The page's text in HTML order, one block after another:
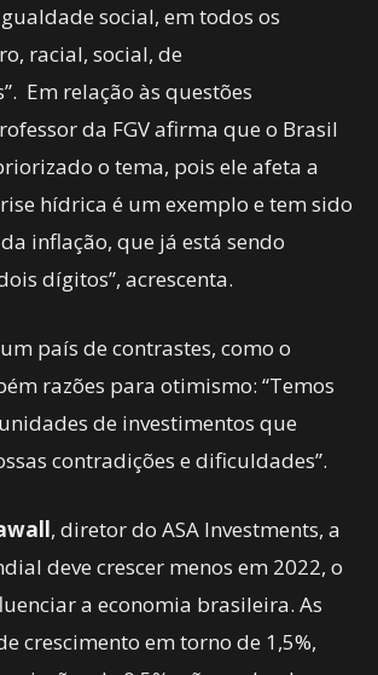
social, em todos os
racial, social, de
Em relação às questões
da FGV afirma que o Brasil
o tema, pois ele afeta a
hídrica é um exemplo e tem sido
inflação, que já está sendo
dígitos”, acrescenta.
país de contrastes, como o
razões para otimismo: “Temos
de investimentos que
contradições e dificuldades”.
, diretor do ASA Investments, a
deve crescer menos em 2022, o
a economia brasileira. As
crescimento em torno de 1,5%,